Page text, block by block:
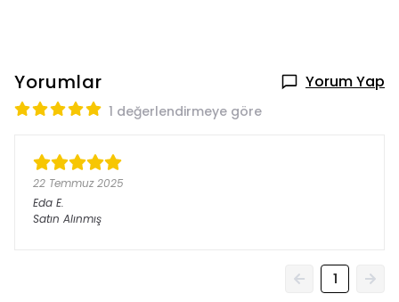
Yorumlar Yorum Yap
1 değerlendirmeye göre
22 Temmuz 2025
Eda E.
Satın Alınmış
1